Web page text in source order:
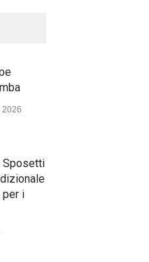
2026
Sposetti
per i